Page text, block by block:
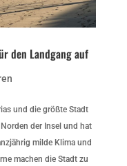
den Landgang auf
und die größte Stadt
der Insel und hat
milde Klima und
machen die Stadt zu